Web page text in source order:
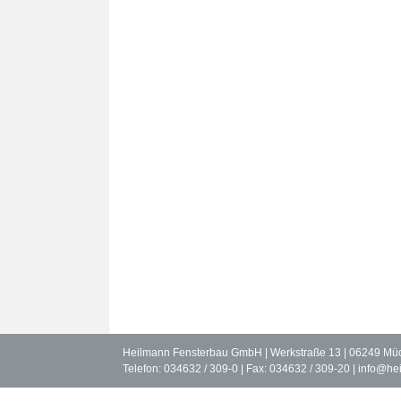
Heilmann Fensterbau GmbH | Werkstraße 13 | 06249
Telefon: 034632 / 309-0 | Fax: 034632 / 309-20 |